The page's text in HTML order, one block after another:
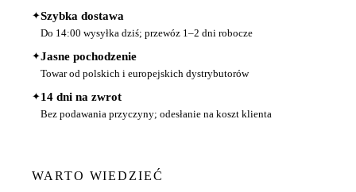
✦Szybka dostawa
Do 14:00 wysyłka dziś; przewóz 1–2 dni robocze
✦Jasne pochodzenie
Towar od polskich i europejskich dystrybutorów
✦14 dni na zwrot
Bez podawania przyczyny; odesłanie na koszt klienta
WARTO WIEDZIEĆ